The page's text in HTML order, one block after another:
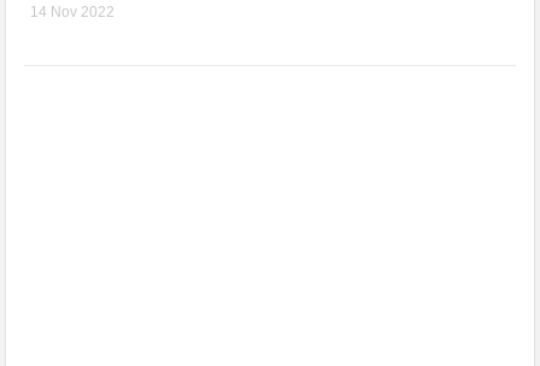
14 Nov 2022